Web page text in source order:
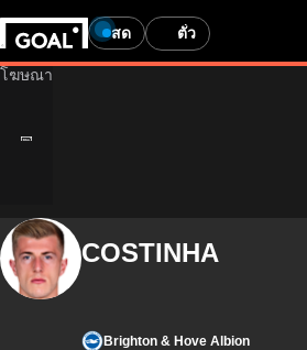
สด ตั๋ว
COSTINHA
Brighton & Hove Albion